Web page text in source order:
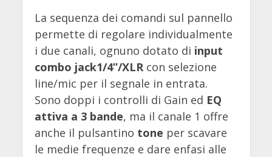
La sequenza dei comandi sul pannello
permette di regolare individualmente
i due canali, ognuno dotato di input
combo jack1/4”/XLRcon selezione
line/mic per il segnale in entrata.
Sono doppi i controlli di Gain ed EQ
attiva a 3 bande, ma il canale 1 offre
anche il pulsantino tone per scavare
le medie frequenze e dare enfasi alle